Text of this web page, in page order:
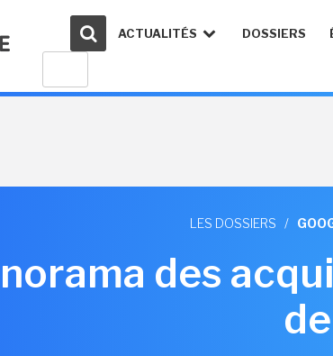
ACTUALITÉS DOSSIERS
LES DOSSIERS /
des